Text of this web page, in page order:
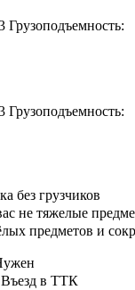
Грузоподъемность:
Грузоподъемность:
без грузчиков
не тяжелые
предметов и
Въезд в ТТК